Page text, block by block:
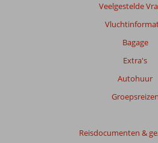
Veelgestelde
Bagage
Extra's
Autohuur
Groepsreizen
Reisdocumenten &